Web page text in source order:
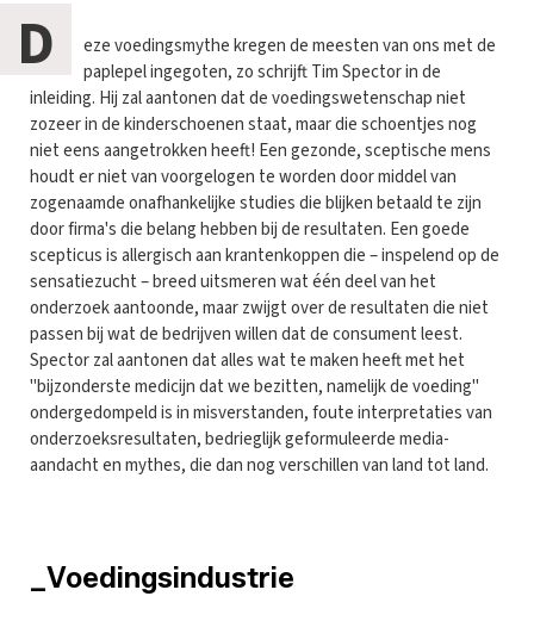
D
eze voedingsmythe kregen de meesten van ons met de
paplepel ingegoten, zo schrijft Tim Spector in de
inleiding. Hij zal aantonen dat de voedingswetenschap niet
zozeer in de kinderschoenen staat, maar die schoentjes nog
niet eens aangetrokken heeft! Een gezonde, sceptische mens
houdt er niet van voorgelogen te worden door middel van
zogenaamde onafhankelijke studies die blijken betaald te zijn
door firma's die belang hebben bij de resultaten. Een goede
scepticus is allergisch aan krantenkoppen die – inspelend op de
sensatiezucht – breed uitsmeren wat één deel van het
onderzoek aantoonde, maar zwijgt over de resultaten die niet
passen bij wat de bedrijven willen dat de consument leest.
Spector zal aantonen dat alles wat te maken heeft met het
"bijzonderste medicijn dat we bezitten, namelijk de voeding"
ondergedompeld is in misverstanden, foute interpretaties van
onderzoeksresultaten, bedrieglijk geformuleerde media-
aandacht en mythes, die dan nog verschillen van land tot land.
_Voedingsindustrie